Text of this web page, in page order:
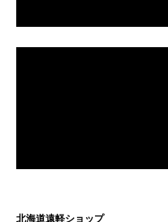
北海道遠軽ショップ